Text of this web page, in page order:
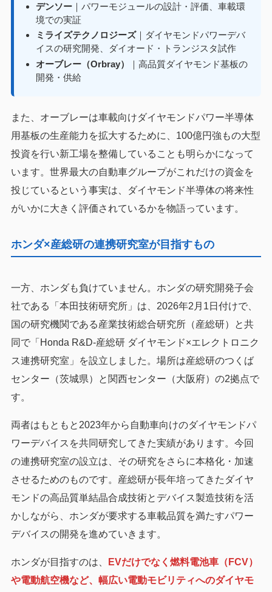
デンソー｜パワーモジュールの設計・評価、車載環
境での実証
ミライズテクノロジーズ｜ダイヤモンドパワーデバ
イスの研究開発、ダイオード・トランジスタ試作
オーブレー（Orbray）
｜高品質ダイヤモンド基板の
開発・供給
また、オーブレーは車載向けダイヤモンドパワー半導体
用基板の生産能力を拡大するために、100億円強もの大型
投資を行い新工場を整備していることも明らかになって
います。世界最大の自動車グループがこれだけの資金を
投じているという事実は、ダイヤモンド半導体の将来性
がいかに大きく評価されているかを物語っています。
ホンダ×産総研の連携研究室が目指すもの
一方、ホンダも負けていません。ホンダの研究開発子会
社である「本田技術研究所」は、2026年2月1日付けで、
国の研究機関である産業技術総合研究所（産総研）と共
同で「Honda R&D-産総研 ダイヤモンド×エレクトロニク
ス連携研究室」を設立しました。場所は産総研のつくば
センター（茨城県）と関西センター（大阪府）の2拠点で
す。
両者はもともと2023年から自動車向けのダイヤモンドパ
ワーデバイスを共同研究してきた実績があります。今回
の連携研究室の設立は、その研究をさらに本格化・加速
させるためのものです。産総研が長年培ってきたダイヤ
モンドの高品質単結晶合成技術とデバイス製造技術を活
かしながら、ホンダが要求する車載品質を満たすパワー
デバイスの開発を進めていきます。
ホンダが目指すのは、
EVだけでなく燃料電池車（FCV）
や電動航空機など、幅広い電動モビリティへのダイヤモ